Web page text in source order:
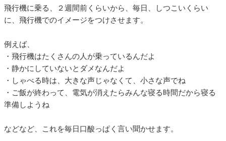
飛行機に乗る、２週間前くらいから、毎日、しつこいくらい
に、飛行機でのイメージをつけさせます。
例えば、
・飛行機はたくさんの人が乗っているんだよ
・静かにしていないとダメなんだよ
・しゃべる時は、大きな声じゃなくて、小さな声でね
・ご飯が終わって、電気が消えたらみんな寝る時間だから寝る
準備しようね
などなど、これを毎日口酸っぱく言い聞かせます。